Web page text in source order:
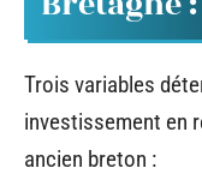
Trois variables
investissement en
ancien breton :